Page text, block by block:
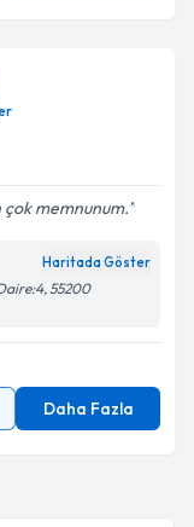
çok memnunum.
Haritada Göster
55200
Daha Fazla